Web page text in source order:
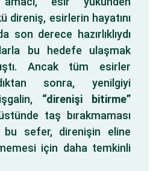
direniş, esirlerin hayatını
son derece hazırlıklıydı
bu hedefe ulaşmak
Ancak tüm esirler
sonra, yenilgiyi
“direnişi bitirme”
taş bırakmaması
bu sefer, direnişin eline
için daha temkinli